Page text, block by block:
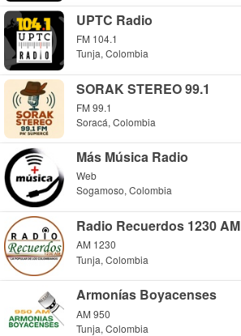
UPTC Radio
FM 104.1
Tunja, Colombia
SORAK STEREO 99.1
FM 99.1
Soracá, Colombia
Más Música Radio
Web
Sogamoso, Colombia
Radio Recuerdos 1230 AM
AM 1230
Tunja, Colombia
Armonías Boyacenses
AM 950
Tunja, Colombia